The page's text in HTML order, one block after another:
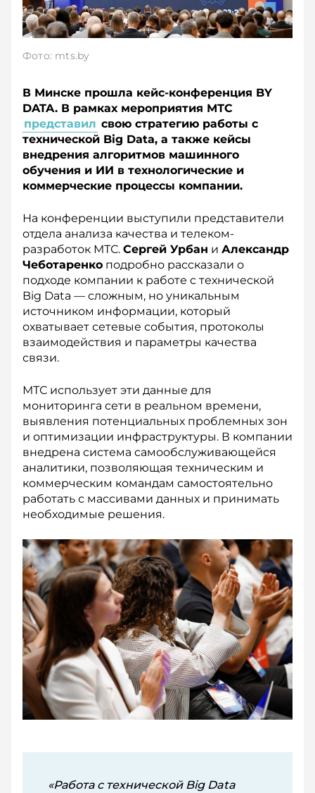
Фото: mts.by
В Минске прошла кейс-конференция BY
DATA. В рамках мероприятия МТС
представил свою стратегию работы с
технической Big Data, а также кейсы
внедрения алгоритмов машинного
обучения и ИИ в технологические и
коммерческие процессы компании.
На конференции выступили представители
отдела анализа качества и телеком-
разработок МТС. Сергей Урбан и Александр
Чеботаренко подробно рассказали о
подходе компании к работе с технической
Big Data — сложным, но уникальным
источником информации, который
охватывает сетевые события, протоколы
взаимодействия и параметры качества
связи.
МТС использует эти данные для
мониторинга сети в реальном времени,
выявления потенциальных проблемных зон
и оптимизации инфраструктуры. В компании
внедрена система самообслуживающейся
аналитики, позволяющая техническим и
коммерческим командам самостоятельно
работать с массивами данных и принимать
необходимые решения.
«Работа с технической Big Data